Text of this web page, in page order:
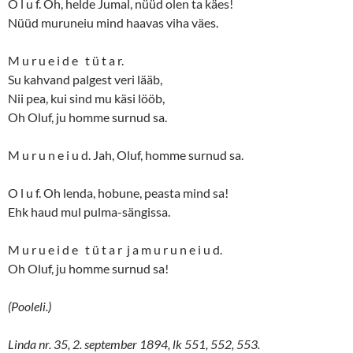
O l u f. Oh, helde Jumal, nüüd olen ta käes!
Nüüd muruneiu mind haavas viha väes.
M u r u e i d e t ü t a r.
Su kahvand palgest veri lääb,
Nii pea, kui sind mu käsi lööb,
Oh Oluf, ju homme surnud sa.
M u r u n e i u d. Jah, Oluf, homme surnud sa.
O l u f. Oh lenda, hobune, peasta mind sa!
Ehk haud mul pulma-sängissa.
M u r u e i d e t ü t a r j a m u r u n e i u d.
Oh Oluf, ju homme surnud sa!
(Pooleli.)
Linda nr. 35, 2. september 1894, lk 551, 552, 553.